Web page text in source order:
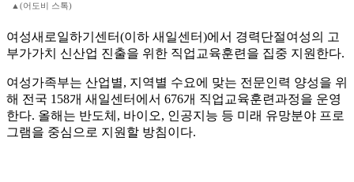
▲(어도비 스톡)
여성새로일하기센터(이하 새일센터)에서 경력단절여성의 고
부가가치 신산업 진출을 위한 직업교육훈련을 집중 지원한다.
여성가족부는 산업별, 지역별 수요에 맞는 전문인력 양성을 위
해 전국 158개 새일센터에서 676개 직업교육훈련과정을 운영
한다. 올해는 반도체, 바이오, 인공지능 등 미래 유망분야 프로
그램을 중심으로 지원할 방침이다.